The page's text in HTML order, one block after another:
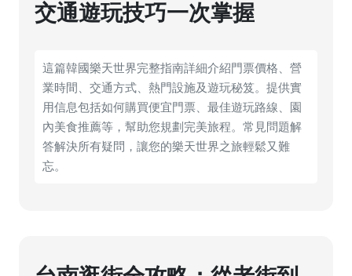
交通遊玩技巧一次掌握
這篇韓國樂天世界完整指南詳細介紹門票價格、營
業時間、交通方式、熱門設施及遊玩秘笈。提供實
用信息包括如何購買便宜門票、最佳遊玩路線、園
內美食推薦等，幫助您規劃完美旅程。常見問題解
答解決所有疑問，讓您的樂天世界之旅輕鬆又難
忘。